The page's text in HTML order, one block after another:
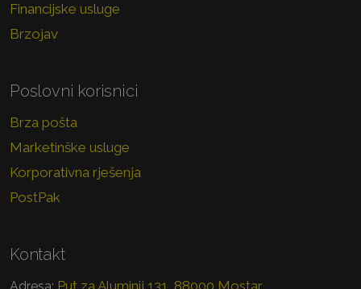
Financijske usluge
Brzojav
Poslovni korisnici
Brza pošta
Marketinške usluge
Korporativna rješenja
PostPak
Kontakt
Put za Aluminij 131, 88000 Mostar